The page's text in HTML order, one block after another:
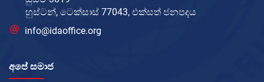
හුස්ටන්, ටෙක්සාස් 77043, එක්සත් ජනපදය
info@idaoffice.org
අපේ සමාජ